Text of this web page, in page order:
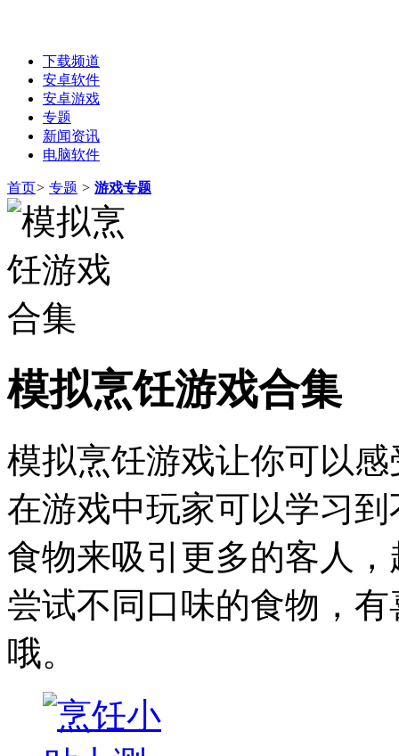
下载频道
安卓软件
安卓游戏
专题
新闻资讯
电脑软件
首页> 专题 > 游戏专题
模拟烹饪游戏合集
模拟烹饪游戏让你可以
在游戏中玩家可以学习
食物来吸引更多的客人
尝试不同口味的食物，
哦。